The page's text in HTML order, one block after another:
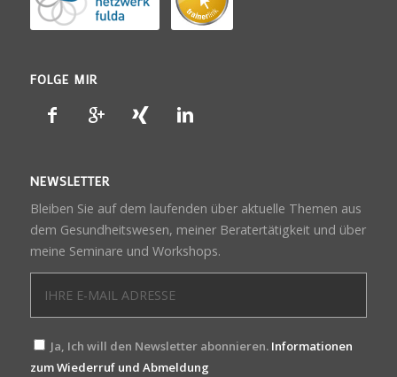
FOLGE MIR
NEWSLETTER
Bleiben Sie auf dem laufenden über aktuelle Themen aus
dem Gesundheitswesen, meiner Beratertätigkeit und über
meine Seminare und Workshops.
Ja, Ich will den Newsletter abonnieren. Informationen
zum Wiederruf und Abmeldung